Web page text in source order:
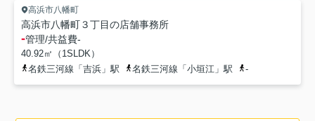
高浜市八幡町
高浜市八幡町３丁目の店舗事務所
-管理/共益費-
40.92㎡（1SLDK）
名鉄三河線「吉浜」駅
名鉄三河線「小垣江」駅 -